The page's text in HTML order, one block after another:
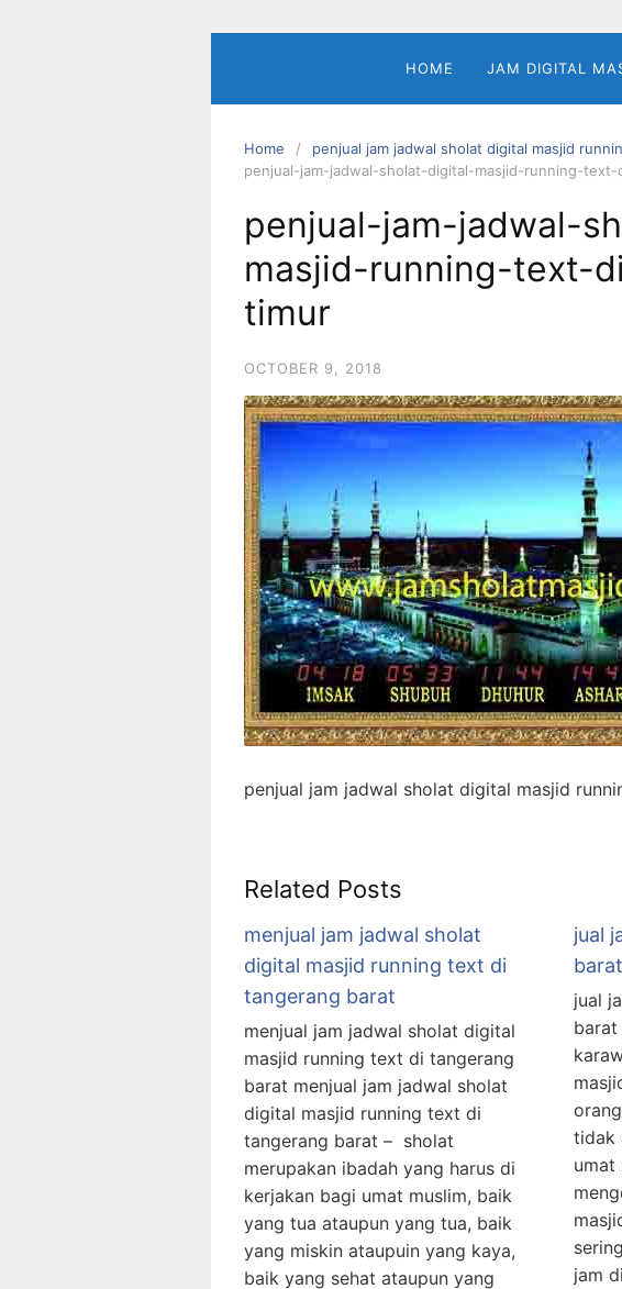
HOME JAM DIGITAL
Home
penjual jam jadwal sholat digital masjid
penjual-jam-jadwal-sholat-digital-masjid-running-
penjual-jam-jadwal-
masjid-running-text-
timur
OCTOBER 9, 2018
penjual jam jadwal sholat digital masjid
Related Posts
menjual jam jadwal sholat
digital masjid running text di
tangerang barat
menjual jam jadwal sholat digital
masjid running text di tangerang
barat menjual jam jadwal sholat
digital masjid running text di
tangerang barat – sholat
merupakan ibadah yang harus di
kerjakan bagi umat muslim, baik
yang tua ataupun yang tua, baik
yang miskin ataupuin yang kaya,
baik yang sehat ataupun yang
jual
barat
jual
barat
tidak
umat
jam